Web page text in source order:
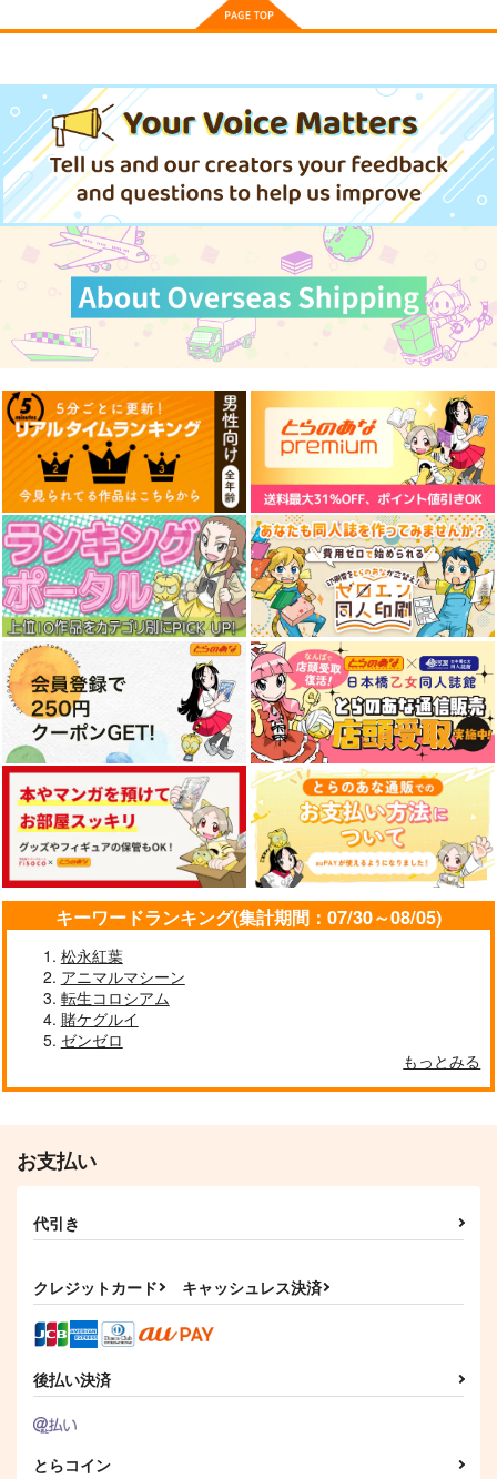
東方インストEDM8
1,572円（税込）
レミリア・スカーレット
サンプル
作品詳細
DOLLY MIXTURES
1,222円（税込）
サンプル
作品詳細
Illstarred Dive
1,540円（税込）
サンプル
作品詳細
東方インストEDM14
SPACELECTRO
2,357円（税込）
サンプル
作品詳細
壊れた運命を紡いで
幽閉サテライト
770円（税込）
魂魄妖夢
サンプル
作品詳細
秘密のソルベ
少女フラクタル
770円（税込）
チルノ
サンプル
作品詳細
不可測的メトロポリス
少女フラクタル
1,572 円（税込）
サンプル
御伽噺のカラクリは、
770
魔法が生まれた日
作品詳細
IRON ATTACK!
1,320円（税込）
サンプル
幽閉サテライト
幽閉サテライト
キーワードランキング(集計期間：07/30～08/05)
松永紅葉
アニマルマシーン
転生コロシアム
賭ケグルイ
ゼンゼロ
もっとみる
お支払い
代引き
クレジットカード キャッシュレス決済
後払い決済
とらコイン